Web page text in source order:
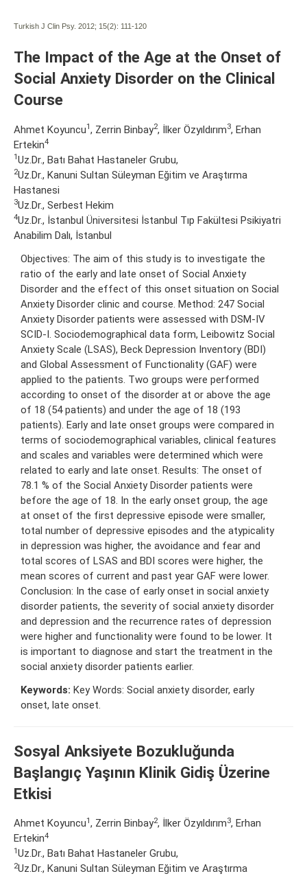
Turkish J Clin Psy. 2012; 15(2): 111-120
The Impact of the Age at the Onset of
Social Anxiety Disorder on the Clinical
Course
Ahmet Koyuncu1, Zerrin Binbay2, İlker Özyıldırım3, Erhan
Ertekin4
1Uz.Dr., Batı Bahat Hastaneler Grubu,
2Uz.Dr., Kanuni Sultan Süleyman Eğitim ve Araştırma
Hastanesi
3Uz.Dr., Serbest Hekim
4Uz.Dr., İstanbul Üniversitesi İstanbul Tıp Fakültesi Psikiyatri
Anabilim Dalı, İstanbul
Objectives: The aim of this study is to investigate the
ratio of the early and late onset of Social Anxiety
Disorder and the effect of this onset situation on Social
Anxiety Disorder clinic and course. Method: 247 Social
Anxiety Disorder patients were assessed with DSM-IV
SCID-I. Sociodemographical data form, Leibowitz Social
Anxiety Scale (LSAS), Beck Depression Inventory (BDI)
and Global Assessment of Functionality (GAF) were
applied to the patients. Two groups were performed
according to onset of the disorder at or above the age
of 18 (54 patients) and under the age of 18 (193
patients). Early and late onset groups were compared in
terms of sociodemographical variables, clinical features
and scales and variables were determined which were
related to early and late onset. Results: The onset of
78.1 % of the Social Anxiety Disorder patients were
before the age of 18. In the early onset group, the age
at onset of the first depressive episode were smaller,
total number of depressive episodes and the atypicality
in depression was higher, the avoidance and fear and
total scores of LSAS and BDI scores were higher, the
mean scores of current and past year GAF were lower.
Conclusion: In the case of early onset in social anxiety
disorder patients, the severity of social anxiety disorder
and depression and the recurrence rates of depression
were higher and functionality were found to be lower. It
is important to diagnose and start the treatment in the
social anxiety disorder patients earlier.
Keywords: Key Words: Social anxiety disorder, early
onset, late onset.
Sosyal Anksiyete Bozukluğunda
Başlangıç Yaşının Klinik Gidiş Üzerine
Etkisi
Ahmet Koyuncu1, Zerrin Binbay2, İlker Özyıldırım3, Erhan
Ertekin4
1Uz.Dr., Batı Bahat Hastaneler Grubu,
2Uz.Dr., Kanuni Sultan Süleyman Eğitim ve Araştırma